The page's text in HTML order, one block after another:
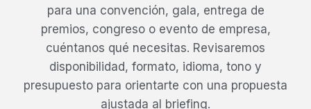
para una convención, gala, entrega de
premios, congreso o evento de empresa,
cuéntanos qué necesitas. Revisaremos
disponibilidad, formato, idioma, tono y
presupuesto para orientarte con una propuesta
ajustada al briefing.